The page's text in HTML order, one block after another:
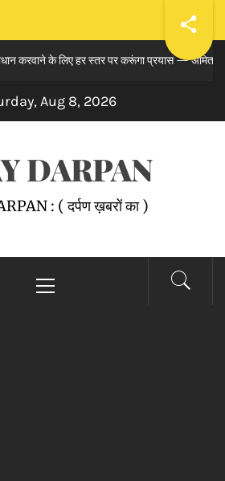
के लिए हर स्तर पर करूंगा प्रयास — अमित तनेजा
Aug 8, 2026
DARPAN
: ( दर्पण ख़बरों का )
Menu